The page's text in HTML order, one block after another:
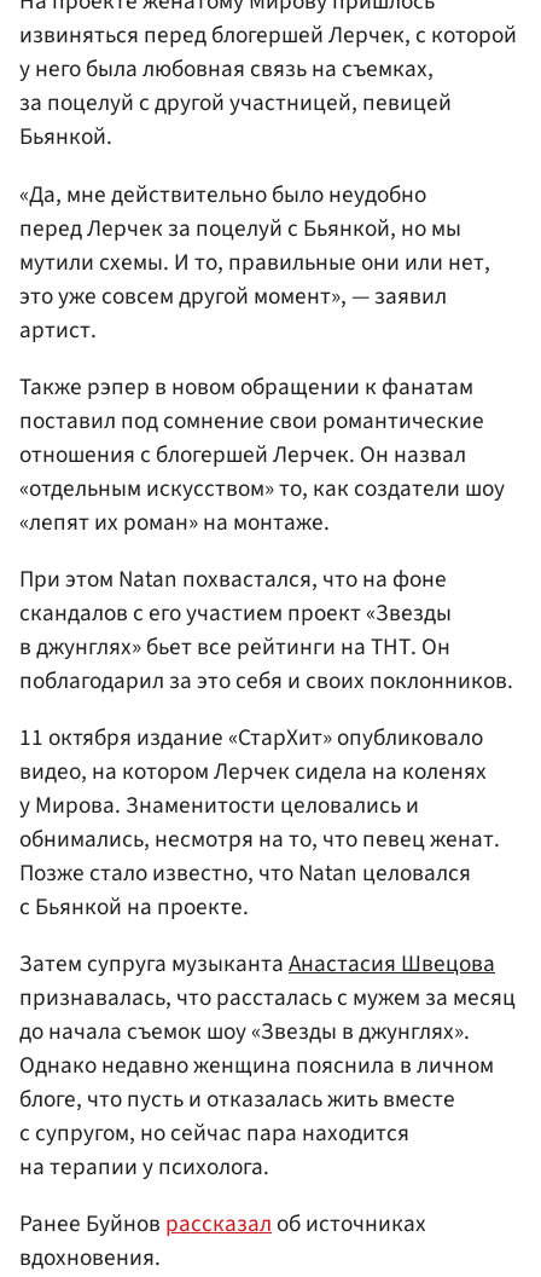
извиняться перед блогершей Лерчек, с которой
у него была любовная связь на съемках,
за поцелуй с другой участницей, певицей
Бьянкой.
«Да, мне действительно было неудобно
перед Лерчек за поцелуй с Бьянкой, но мы
мутили схемы. И то, правильные они или нет,
это уже совсем другой момент», — заявил
артист.
Также рэпер в новом обращении к фанатам
поставил под сомнение свои романтические
отношения с блогершей Лерчек. Он назвал
«отдельным искусством» то, как создатели шоу
«лепят их роман» на монтаже.
При этом Natan похвастался, что на фоне
скандалов с его участием проект «Звезды
в джунглях» бьет все рейтинги на ТНТ. Он
поблагодарил за это себя и своих поклонников.
11 октября издание «СтарХит» опубликовало
видео, на котором Лерчек сидела на коленях
у Мирова. Знаменитости целовались и
обнимались, несмотря на то, что певец женат.
Позже стало известно, что Natan целовался
с Бьянкой на проекте.
Затем супруга музыкантаАнастасия Швецова
признавалась, что рассталась с мужем за месяц
до начала съемок шоу «Звезды в джунглях».
Однако недавно женщина пояснила в личном
блоге, что пусть и отказалась жить вместе
с супругом, но сейчас пара находится
на терапии у психолога.
Ранее Буйнов рассказалоб источниках
вдохновения.